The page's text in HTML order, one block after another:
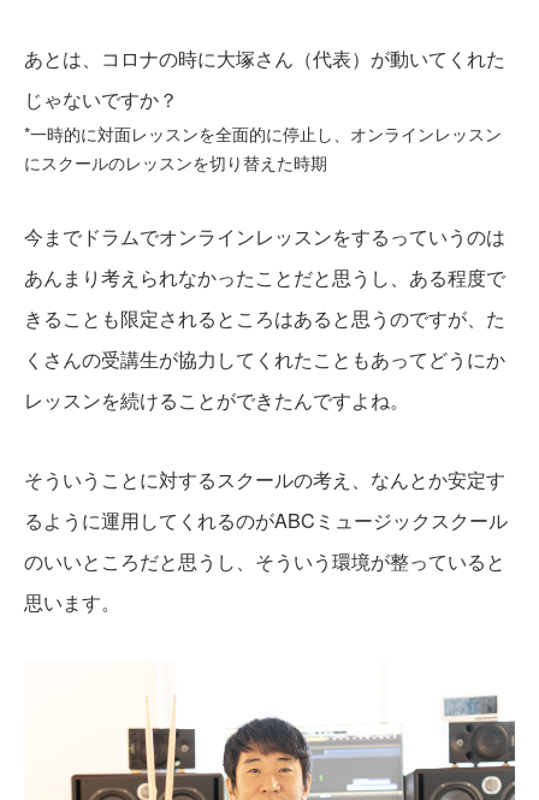
あとは、コロナの時に大塚さん（代表）が動いてくれた
じゃないですか？
*一時的に対面レッスンを全面的に停止し、オンラインレッスン
にスクールのレッスンを切り替えた時期
今までドラムでオンラインレッスンをするっていうのは
あんまり考えられなかったことだと思うし、ある程度で
きることも限定されるところはあると思うのですが、た
くさんの受講生が協力してくれたこともあってどうにか
レッスンを続けることができたんですよね。
そういうことに対するスクールの考え、なんとか安定す
るように運用してくれるのがABCミュージックスクール
のいいところだと思うし、そういう環境が整っていると
思います。